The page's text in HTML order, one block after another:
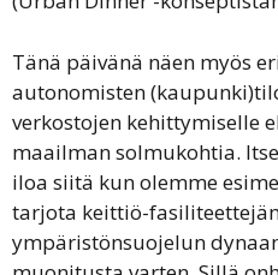
Tänä päivänä näen myös
autonomisten
verkostojen kehittymiselle
maailman solmukohtia.
iloa siitä kun olemme
tarjota keittiö-
ympäristönsuojelun